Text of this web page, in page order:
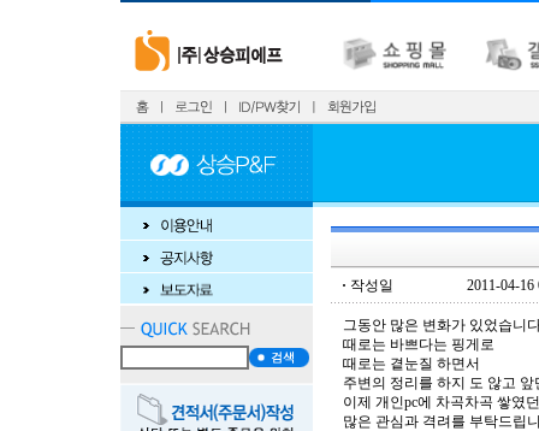
· 작성일 2011-04-16
그동안 많은 변화가 있었습니
때로는 바쁘다는 핑게로
때로는 곁눈질 하면서
주변의 정리를 하지 도 않고
이제 개인pc에 차곡차곡 쌓였
많은 관심과 격려를 부탁드립